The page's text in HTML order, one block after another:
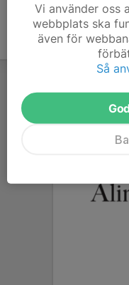
Vi använder oss
webbplats ska
även för
Så